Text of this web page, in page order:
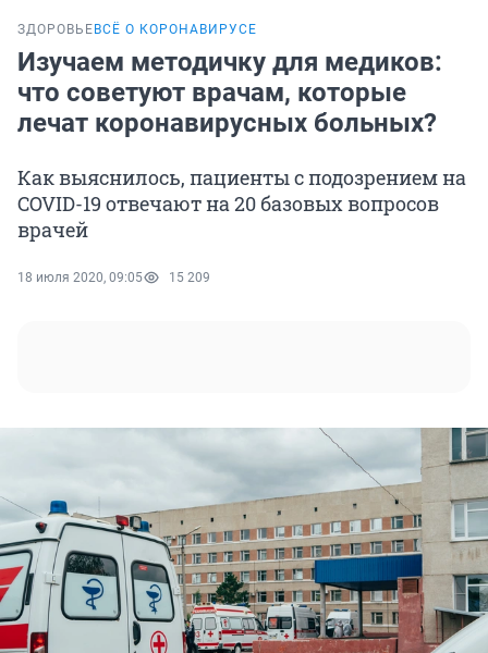
ЗДОРОВЬЕ ВСЁ О КОРОНАВИРУСЕ
Изучаем методичку для медиков:
что советуют врачам, которые
лечат коронавирусных больных?
Как выяснилось, пациенты с подозрением на
COVID-19 отвечают на 20 базовых вопросов
врачей
18 июля 2020, 09:05 15 209